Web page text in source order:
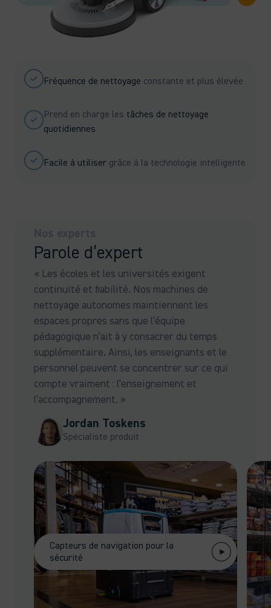
Fréquence de nettoyage constante et plus élevée
Prend en charge les tâches de nettoyage
quotidiennes
Facile à utiliser grâce à la technologie intelligente
Parole d’expert
« Les écoles et les universités exigent
continuité et fiabilité. Nos machines de
nettoyage autonomes maintiennent les
espaces propres sans que l’équipe
pédagogique n’ait à y consacrer du temps
supplémentaire. Ainsi, les enseignants et le
personnel peuvent se concentrer sur ce qui
compte vraiment : l’enseignement et
l’accompagnement. »
Jordan Toskens
Spécialiste produit
Capteurs de navigation pour la
sécurité